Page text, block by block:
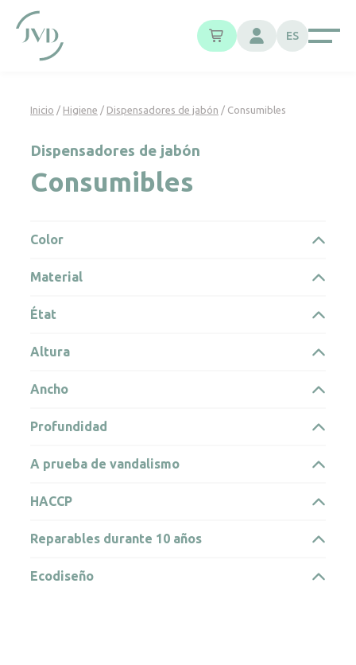
ES
Inicio / Higiene / Dispensadores de jabón / Consumibles
Dispensadores de jabón
Consumibles
Color
Material
État
Altura
Ancho
Profundidad
A prueba de vandalismo
HACCP
Reparables durante 10 años
Ecodiseño
Panel de gestión de cookies